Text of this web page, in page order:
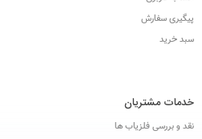
پیگیری سفارش
سبد خرید
خدمات مشتریان
نقد و بررسی فلزیاب ها